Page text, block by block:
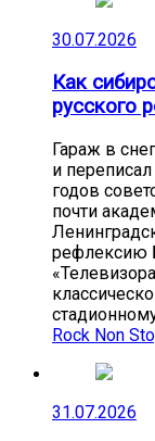
30.07.2026
Как
русского
Гараж в
и
годов
почти
рефлексию
Rock Non
31.07.2026